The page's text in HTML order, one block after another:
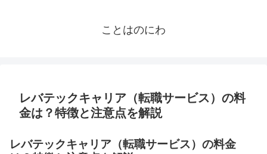
ことはのにわ
レバテックキャリア（転職サービス）の料
金は？特徴と注意点を解説
レバテックキャリア（転職サービス）の料金